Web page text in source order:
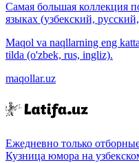
Самая большая коллекция
языках (узбекский,
Maqol va naqllarning eng
tilda (o'zbek, rus, ingliz).
maqollar.uz
Ежедневно только
Кузница юмора на